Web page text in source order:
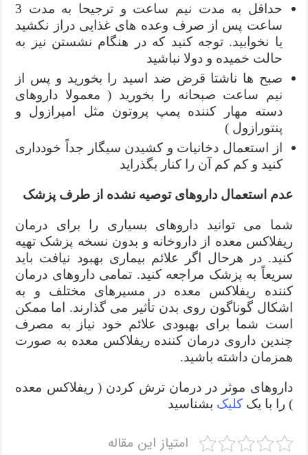
حداقل به مدت نیم ساعت و ترجیحا به مدت 3
ساعت پس از صرف وعده های غذایی دراز نکشید
یا نخوابید. توجه کنید که در هنگام نشستن نیز به
حالت خمیده و دولا نباشید
صبح ها ناشتا قرض ضد اسید را بخورید و پس از
نیم ساعت صبحانه را بخورید ( معمولا داروهای
دسته مهار کننده پمپ پروتون مثل امپرازول و
پنتورازول )
از استعمال دخانیات و کشیدن سیگار جداً خودداری
کنید و کم کم آن را کنار بگذراید
عدم استعمال داروهای توصیه نشده از طرف پزشک
شما می توانید داروهای بسیاری را برای درمان
ریفلاکس معده از داروخانه و بدون نسخه پزشک تهیه
کنید. در هرحال اگر علائم بیماری بهبود نیافت باید
سریعاً به پزشک مراجعه کنید. تمامی داروهای درمان
کننده ریفلاکس معده در مسیرهای مختلف و به
اشکال گوناگون روی بدن تأثیر می گذارند. اما ممکن
است شما برای بهبودی علائم خود نیاز به مصرف
چندین داروی درمان کننده ریفلاکس معده به صورت
همزمان داشته باشید.
داروهای موثر در درمان ترش کردن ( ریفلاکس معده
) را با یککلیک بشناسید
امتیاز این مقاله